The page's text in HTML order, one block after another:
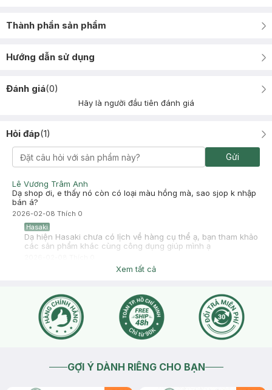
Thành phần sản phẩm
Hướng dẫn sử dụng
Đánh giá(0)
Hãy là người đầu tiên đánh giá
Hỏi đáp(1)
Gửi
Lê Vương Trâm Anh
Dạ shop ơi, e thấy nó còn có loại màu hồng mà, sao sjop k nhập
bán á?
2026-02-08 Thích 0
Hasaki
Dạ hiện Hasaki chưa có lịch về hàng cụ thể ạ, bạn tham khảo
các sản phẩm khác cùng công dụng giúp mình ạ
Xem tất cả
GỢI Ý DÀNH RIÊNG CHO BẠN